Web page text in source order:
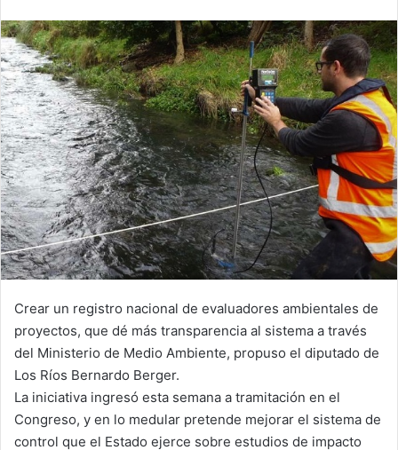
email
Crear un registro nacional de evaluadores ambientales de
proyectos, que dé más transparencia al sistema a través
del Ministerio de Medio Ambiente, propuso el diputado de
Los Ríos Bernardo Berger.
La iniciativa ingresó esta semana a tramitación en el
Congreso, y en lo medular pretende mejorar el sistema de
control que el Estado ejerce sobre estudios de impacto